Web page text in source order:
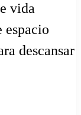
vida
espacio
descansar